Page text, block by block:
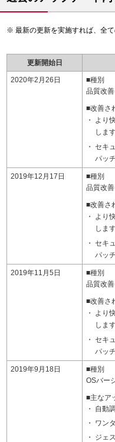
最新の更新を実施すれば、全
更新開始日
2020年2月26日
■種別
品質改善
■改善さ
より
します
セキ
パッ
2019年12月17日
■種別
品質改善
■改善さ
より
します
セキ
パッ
2019年11月5日
■種別
品質改善
■改善さ
より
します
セキ
パッ
2019年9月18日
■種別
OSバー
■主なア
自動
ワン
ジェ